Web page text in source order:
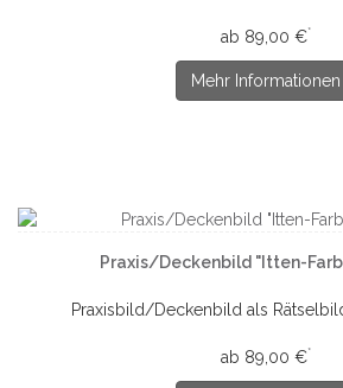
ab 89,00 €*
Mehr Informationen
Praxis/Deckenbild "Itten-
Praxisbild/Deckenbild als
ab 89,00 €*